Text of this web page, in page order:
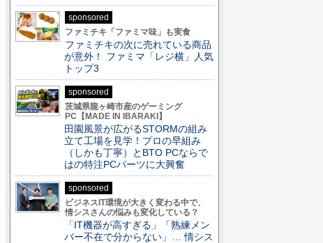
sponsored
ファミチキ「ファミマ味」も実食
ファミチキの次に売れている商品
が意外！ ファミマ「レジ横」人気
トップ3
sponsored
茨城県龍ヶ崎市産のゲーミング
PC【MADE IN IBARAKI】
田園風景が広がるSTORMの組み
立て工場を見学！プロの早組み
（しかも丁寧）とBTO PCならで
はの特注PCパーツに大興奮
sponsored
ビジネスIT環境が大きく変わる中で、
情シスさんの悩みも変化している？
「IT機器が高すぎる」「熟練メン
バー不在で分からない」… 情シス